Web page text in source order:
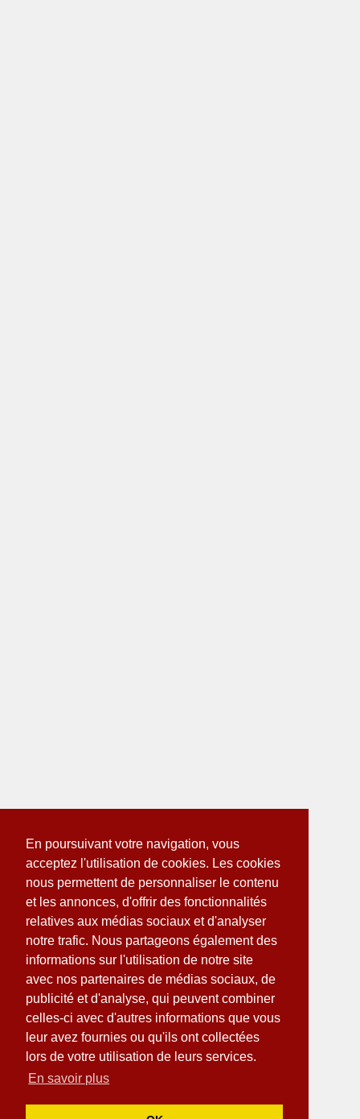
En poursuivant votre navigation, vous
acceptez l'utilisation de cookies. Les cookies
nous permettent de personnaliser le contenu
et les annonces, d'offrir des fonctionnalités
relatives aux médias sociaux et d'analyser
notre trafic. Nous partageons également des
informations sur l'utilisation de notre site
avec nos partenaires de médias sociaux, de
publicité et d'analyse, qui peuvent combiner
celles-ci avec d'autres informations que vous
leur avez fournies ou qu'ils ont collectées
lors de votre utilisation de leurs services.
En savoir plus